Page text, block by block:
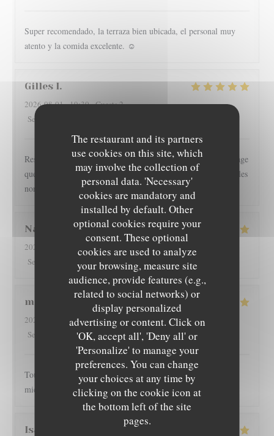
The restaurant and its partners
use cookies on this site, which
may involve the collection of
personal data. 'Necessary'
cookies are mandatory and
installed by default. Other
optional cookies require your
consent. These optional
cookies are used to analyze
your browsing, measure site
audience, provide features (e.g.,
related to social networks) or
display personalized
advertising or content. Click on
'OK, accept all', 'Deny all' or
'Personalize' to manage your
preferences. You can change
your choices at any time by
clicking on the cookie icon at
the bottom left of the site
pages.
Super recomendado, la terraza bien ubicada, el personal muy
atento y la comida excelente. ☺️
Gilles I
2026-08-01- 19:30 - Guests 2
Service
Restaurant l épicurien est pour nous une valeur sûre... Dommage
que les clients soient autorisés à fumer en terrasse, perturbant les
non fumeurs Pas de mauvaise surprise
Nathan
2026-08-01
- 19:30 - Guests 2
Service
Ambiance Food : 4
martine R
2026-08-01
- 20:00 - Guests 2
Service
Ambiance: 5/5 Food :5/5 Value: 5/5
Toujours très bien servi et un régal pour les papilles il y a pas
mieux sur Grenoble rapport qualité-prix
Isabelle
L'EPICURIEN